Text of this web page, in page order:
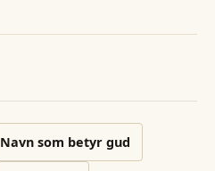
Navn som betyr gud